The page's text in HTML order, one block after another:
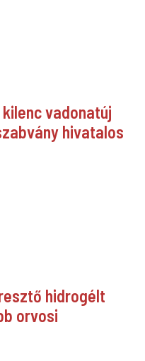
vadonatúj
hivatalos
hidrogélt
orvosi